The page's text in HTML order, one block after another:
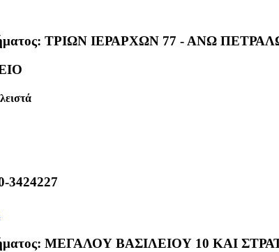
ΤΡΙΩΝ ΙΕΡΑΡΧΩΝ 77 - ΑΝΩ
3424227
ΜΕΓΑΛΟΥ ΒΑΣΙΛΕΙΟΥ 10 ΚΑΙ